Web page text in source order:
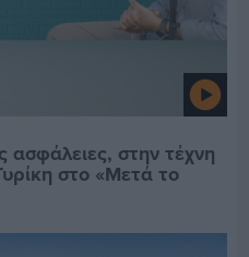
ασφάλειες, στην τέχνη
στο «Μετά το